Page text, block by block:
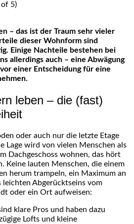
5)
dieser Wohnform sind
Einige Nachteile bestehen bei
allerdings auch – eine Abwägung
einer Entscheidung für eine
leben – die (fast)
oder auch nur die letzte Etage
Lage wird von vielen Menschen als
Dachgeschoss wohnen, das hört
Keine lauten Menschen, die einem
herum trampeln, ein Maximum an
leichten Abgerücktseins vom
oder ein Ort aufweisen:
klare Pros und haben dazu
Lofts und kleine